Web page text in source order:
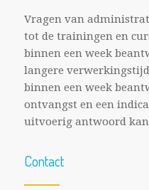
Vragen van
tot de trainingen en
binnen een week
langere
binnen een week
ontvangst en een
uitvoerig antwoord
Contact